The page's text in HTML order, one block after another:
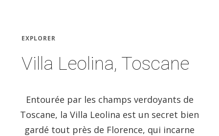
EXPLORER
Villa Leolina, Toscane
Entourée par les champs verdoyants de
Toscane, la Villa Leolina est un secret bien
gardé tout près de Florence, qui incarne